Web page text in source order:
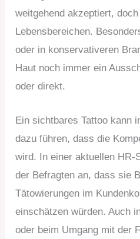
weitgehend akzeptiert,
Lebensbereichen.
oder in konservativeren
Haut noch immer ein
oder direkt.
Ein sichtbares Tattoo kann
dazu führen, dass die
wird. In einer aktuellen HR-
der Befragten an, dass sie
Tätowierungen im
einschätzen würden. Auch
oder beim Umgang mit der